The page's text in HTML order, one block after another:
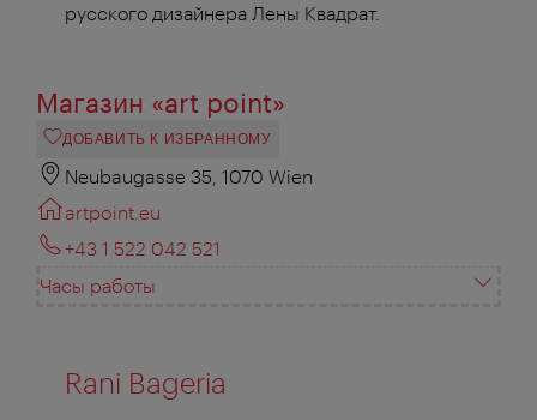
русского дизайнера Лены Квадрат.
Магазин «art point»
ДОБАВИТЬ К ИЗБРАННОМУ
Neubaugasse 35, 1070 Wien
artpoint.eu
+43 1 522 042 521
Часы работы
Rani Bageria